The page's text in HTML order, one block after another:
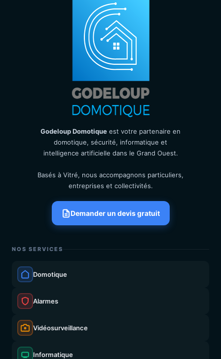
Godeloup Domotique est votre partenaire en
domotique, sécurité, informatique et
intelligence artificielle dans le Grand Ouest.
Basés à Vitré, nous accompagnons particuliers,
entreprises et collectivités.
Demander un devis gratuit
NOS SERVICES
Domotique
Alarmes
Vidéosurveillance
Informatique